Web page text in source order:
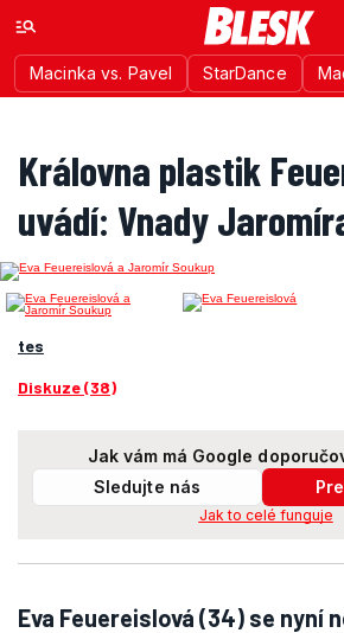
Macinka vs. Pavel StarDance
Královna plastik
uvádí: Vnady
tes
Diskuze (38)
Jak vám má Google
Sledujte nás
Jak to celé funguje
Eva Feuereislová (34) se nyní